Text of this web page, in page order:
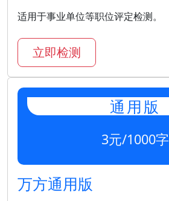
适用于事业单位等职位评定检测。
立即检测
通用版
3元/1000字
万方通用版